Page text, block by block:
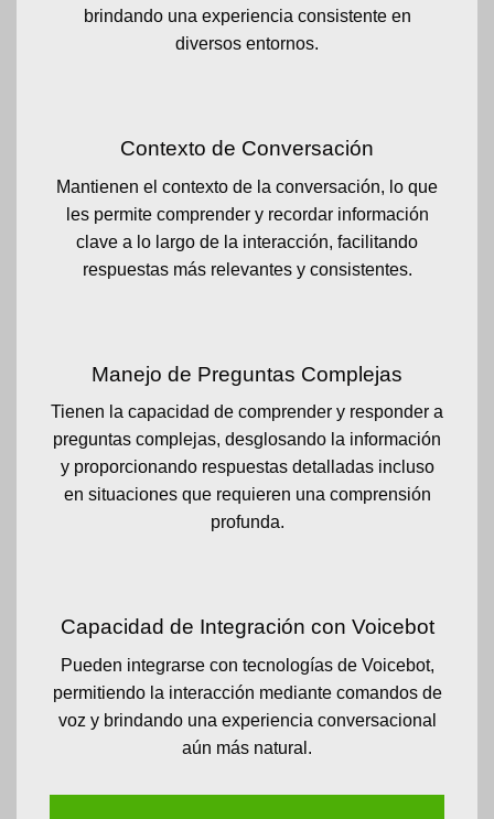
brindando una experiencia consistente en
diversos entornos.
Contexto de Conversación
Mantienen el contexto de la conversación, lo que
les permite comprender y recordar información
clave a lo largo de la interacción, facilitando
respuestas más relevantes y consistentes.
Manejo de Preguntas Complejas
Tienen la capacidad de comprender y responder a
preguntas complejas, desglosando la información
y proporcionando respuestas detalladas incluso
en situaciones que requieren una comprensión
profunda.
Capacidad de Integración con Voicebot
Pueden integrarse con tecnologías de Voicebot,
permitiendo la interacción mediante comandos de
voz y brindando una experiencia conversacional
aún más natural.